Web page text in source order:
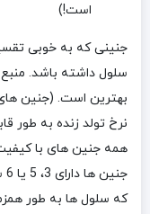
است!)
نرخ تولد زنده به طور
همه جنین های با
که سلول ها به طور